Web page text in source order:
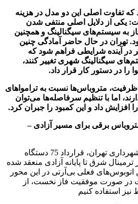
که تفاوت اصلی این دو مدل در هزینه
یکی از دلایل اصلی منتفی شدن
به سیستم‌های سیگنالینگ و همچنین
تهران در حال حاضر آمادگی چنین
در آینده شرایطی فراهم شود که
سیگنالینگ شهری تغییر کنند،
را در دستور کار قرار داد.
متروباس‌ها نسبت به ترامواهای
اما با تنظیم سرفاصله‌ها می‌توان
داد و این کمبود را جبران کرد.
75 دستگاه متروباس برقی برای مسیر آزادی –
به گفته معاون حمل‌ونقل شهرداری تهران، قرارداد 75 دستگاه
شرق تا پایانه آزادی منعقد شده
اتوبوس‌های فعلی بی‌آرتی در این محور
در صورت موفقیت فاز نخست، از
استفاده کنیم